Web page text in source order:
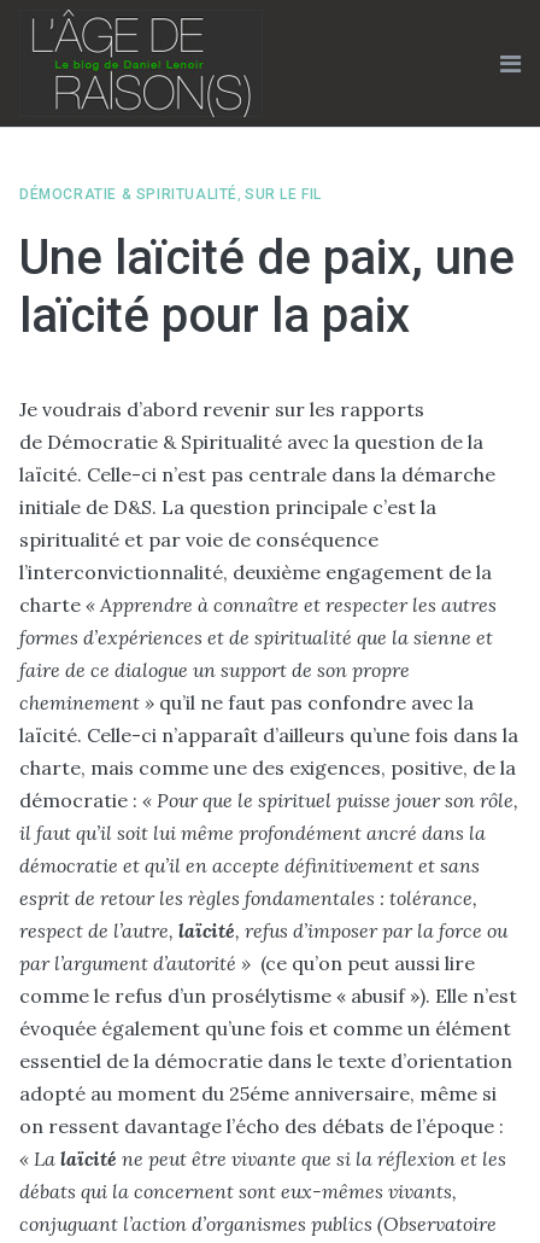
Skip
content
DÉMOCRATIE & SPIRITUALITÉ, SUR LE FIL
Une laïcité de paix, une
laïcité pour la paix
Je voudrais d’abord revenir sur les rapports
de Démocratie & Spiritualité avec la question de la
laïcité. Celle-ci n’est pas centrale dans la démarche
initiale de D&S. La question principale c’est la
spiritualité et par voie de conséquence
l’interconvictionnalité, deuxième engagement de la
charte « Apprendre à connaître et respecter les autres
formes d’expériences et de spiritualité que la sienne et
faire de ce dialogue un support de son propre
cheminement » qu’il ne faut pas confondre avec la
laïcité. Celle-ci n’apparaît d’ailleurs qu’une fois dans la
charte, mais comme une des exigences, positive, de la
démocratie : « Pour que le spirituel puisse jouer son rôle,
il faut qu’il soit lui même profondément ancré dans la
démocratie et qu’il en accepte définitivement et sans
esprit de retour les règles fondamentales : tolérance,
respect de l’autre, laïcité, refus d’imposer par la force ou
par l’argument d’autorité » (ce qu’on peut aussi lire
comme le refus d’un prosélytisme « abusif »). Elle n’est
évoquée également qu’une fois et comme un élément
essentiel de la démocratie dans le texte d’orientation
adopté au moment du 25éme anniversaire, même si
on ressent davantage l’écho des débats de l’époque :
« La laïcité ne peut être vivante que si la réflexion et les
débats qui la concernent sont eux-mêmes vivants,
conjuguant l’action d’organismes publics (Observatoire